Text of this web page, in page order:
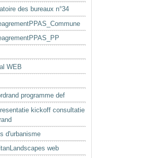
des bureaux n°34
WEB
programme def
kickoff consultatie
d'urbanisme
web